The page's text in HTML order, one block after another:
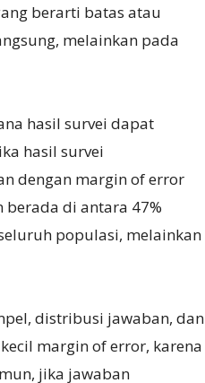
berarti batas atau
melainkan pada
hasil survei dapat
hasil survei
dengan margin of error
di antara 47%
populasi, melainkan
distribusi jawaban, dan
margin of error, karena
jika jawaban